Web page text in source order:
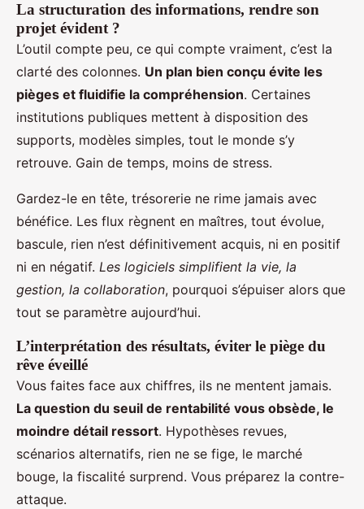
La structuration des informations, rendre son
projet évident ?
L’outil compte peu, ce qui compte vraiment, c’est la
clarté des colonnes. Un plan bien conçu évite les
pièges et fluidifie la compréhension. Certaines
institutions publiques mettent à disposition des
supports, modèles simples, tout le monde s’y
retrouve. Gain de temps, moins de stress.
Gardez-le en tête, trésorerie ne rime jamais avec
bénéfice. Les flux règnent en maîtres, tout évolue,
bascule, rien n’est définitivement acquis, ni en positif
ni en négatif. Les logiciels simplifient la vie, la
gestion, la collaboration, pourquoi s’épuiser alors que
tout se paramètre aujourd’hui.
L’interprétation des résultats, éviter le piège du
rêve éveillé
Vous faites face aux chiffres, ils ne mentent jamais.
La question du seuil de rentabilité vous obsède, le
moindre détail ressort. Hypothèses revues,
scénarios alternatifs, rien ne se fige, le marché
bouge, la fiscalité surprend. Vous préparez la contre-
attaque.